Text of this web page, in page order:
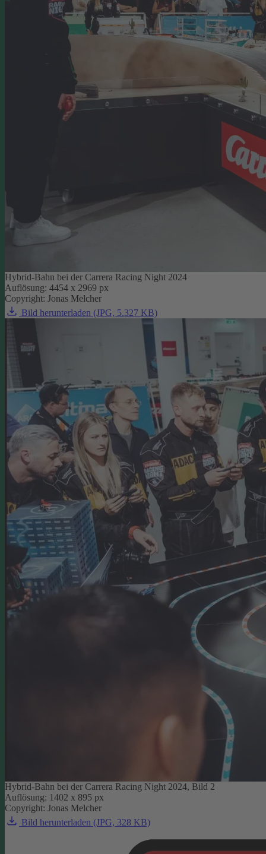
Hybrid-Bahn bei der Carrera Racing Night 2024
Auflösung: 4454 x 2969 px
Copyright: Jonas Melcher
Bild herunterladen (JPG, 5.327 KB)
Hybrid-Bahn bei der Carrera Racing Night 2024, Bild 2
Auflösung: 1402 x 895 px
Copyright: Jonas Melcher
Bild herunterladen (JPG, 328 KB)